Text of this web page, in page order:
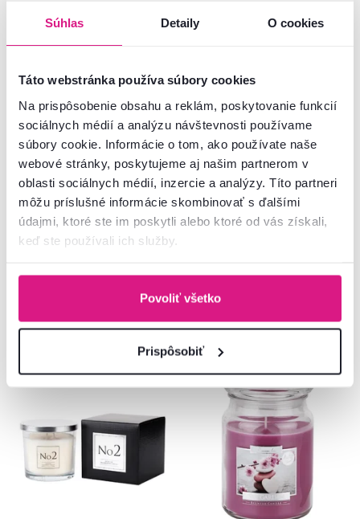
Súhlas Detaily O cookies
Táto webstránka používa súbory cookies
Na prispôsobenie obsahu a reklám, poskytovanie funkcií
sociálnych médií a analýzu návštevnosti používame
súbory cookie. Informácie o tom, ako používate naše
webové stránky, poskytujeme aj našim partnerom v
oblasti sociálnych médií, inzercie a analýzy. Títo partneri
môžu príslušné informácie skombinovať s ďalšími
údajmi, ktoré ste im poskytli alebo ktoré od vás získali,
keď ste používali ich služby.
Povoliť všetko
Prispôsobiť
5,0 5
Sviečka v skle, svetlomodrá,
celoročná, 700 g, LEANA
13,50 €
4,8 17
Sviečka v skle s vrchnákom,
ružová, s vôňou ruží, 500 g,
LEANA
9,30 €
Vynáška